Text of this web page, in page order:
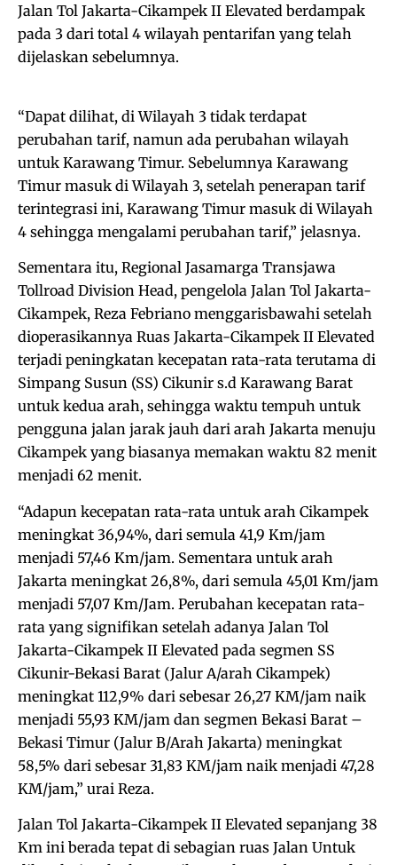
Jalan Tol Jakarta-Cikampek II Elevated berdampak
pada 3 dari total 4 wilayah pentarifan yang telah
dijelaskan sebelumnya.
“Dapat dilihat, di Wilayah 3 tidak terdapat
perubahan tarif, namun ada perubahan wilayah
untuk Karawang Timur. Sebelumnya Karawang
Timur masuk di Wilayah 3, setelah penerapan tarif
terintegrasi ini, Karawang Timur masuk di Wilayah
4 sehingga mengalami perubahan tarif,” jelasnya.
Sementara itu, Regional Jasamarga Transjawa
Tollroad Division Head, pengelola Jalan Tol Jakarta-
Cikampek, Reza Febriano menggarisbawahi setelah
dioperasikannya Ruas Jakarta-Cikampek II Elevated
terjadi peningkatan kecepatan rata-rata terutama di
Simpang Susun (SS) Cikunir s.d Karawang Barat
untuk kedua arah, sehingga waktu tempuh untuk
pengguna jalan jarak jauh dari arah Jakarta menuju
Cikampek yang biasanya memakan waktu 82 menit
menjadi 62 menit.
“Adapun kecepatan rata-rata untuk arah Cikampek
meningkat 36,94%, dari semula 41,9 Km/jam
menjadi 57,46 Km/jam. Sementara untuk arah
Jakarta meningkat 26,8%, dari semula 45,01 Km/jam
menjadi 57,07 Km/Jam. Perubahan kecepatan rata-
rata yang signifikan setelah adanya Jalan Tol
Jakarta-Cikampek II Elevated pada segmen SS
Cikunir-Bekasi Barat (Jalur A/arah Cikampek)
meningkat 112,9% dari sebesar 26,27 KM/jam naik
menjadi 55,93 KM/jam dan segmen Bekasi Barat –
Bekasi Timur (Jalur B/Arah Jakarta) meningkat
58,5% dari sebesar 31,83 KM/jam naik menjadi 47,28
KM/jam,” urai Reza.
Jalan Tol Jakarta-Cikampek II Elevated sepanjang 38
Km ini berada tepat di sebagian ruas Jalan Untuk